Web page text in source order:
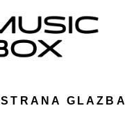
STRANA GLAZBA